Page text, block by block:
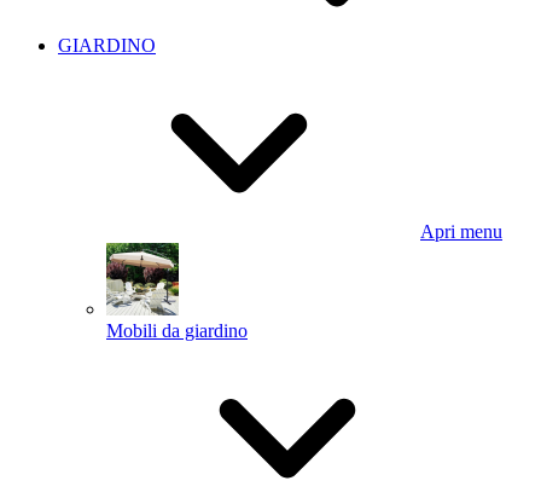
GIARDINO
Apri menu
Mobili da giardino